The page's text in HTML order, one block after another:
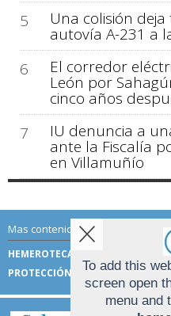
5
Una colisión
autovía A-231 a
6
El corredor
León por
cinco años
7
IU denuncia a
ante la Fiscalía
en Villamuñío
Mas contenido de Sahagún
HEMEROTECA
PROTECCIÓN DE DATOS
Aviso sobre
Utilizamos
To add this
screen open
menu and